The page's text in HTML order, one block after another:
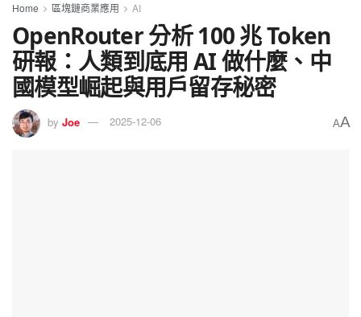
Home 區塊鏈商業應用 AI
OpenRouter 分析 100 兆 Token
研報：人類到底用 AI 做什麼、中
國模型崛起與用戶留存秘密
by Joe 2025-12-06 AA